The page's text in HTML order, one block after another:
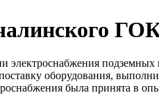
подземных
оборудования,
была принята